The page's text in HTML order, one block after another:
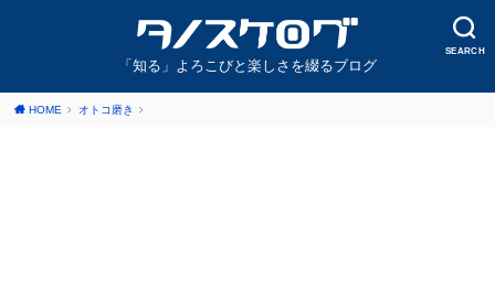
SEARCH
「知る」よろこびと楽しさを綴るブログ
HOME オトコ磨き